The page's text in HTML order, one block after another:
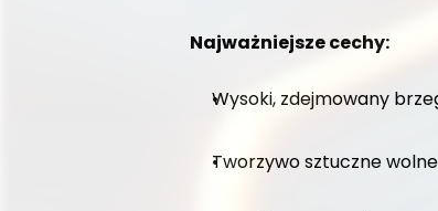
Najważniejsze cechy:
Wysoki, zdejmowany
Tworzywo sztuczne